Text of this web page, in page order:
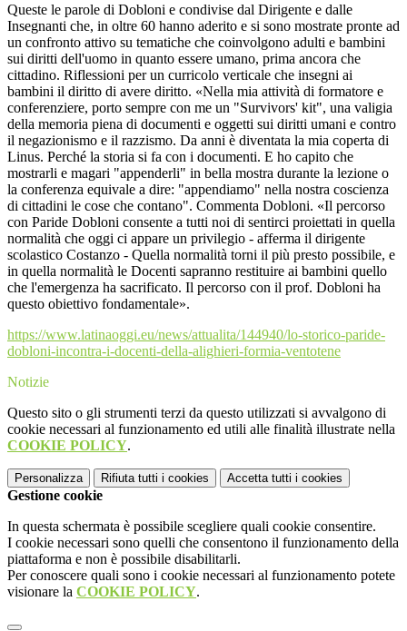
Queste le parole di Dobloni e condivise dal Dirigente e dalle
Insegnanti che, in oltre 60 hanno aderito e si sono mostrate pronte ad
un confronto attivo su tematiche che coinvolgono adulti e bambini
sui diritti dell'uomo in quanto essere umano, prima ancora che
cittadino. Riflessioni per un curricolo verticale che insegni ai
bambini il diritto di avere diritto. «Nella mia attività di formatore e
conferenziere, porto sempre con me un "Survivors' kit", una valigia
della memoria piena di documenti e oggetti sui diritti umani e contro
il negazionismo e il razzismo. Da anni è diventata la mia coperta di
Linus. Perché la storia si fa con i documenti. E ho capito che
mostrarli e magari "appenderli" in bella mostra durante la lezione o
la conferenza equivale a dire: "appendiamo" nella nostra coscienza
di cittadini le cose che contano". Commenta Dobloni. «Il percorso
con Paride Dobloni consente a tutti noi di sentirci proiettati in quella
normalità che oggi ci appare un privilegio - afferma il dirigente
scolastico Costanzo - Quella normalità torni il più presto possibile, e
in quella normalità le Docenti sapranno restituire ai bambini quello
che l'emergenza ha sacrificato. Il percorso con il prof. Dobloni ha
questo obiettivo fondamentale».
https://www.latinaoggi.eu/news/attualita/144940/lo-storico-paride-
dobloni-incontra-i-docenti-della-alighieri-formia-ventotene
Notizie
Questo sito o gli strumenti terzi da questo utilizzati si avvalgono di
cookie necessari al funzionamento ed utili alle finalità illustrate nella
COOKIE POLICY.
Personalizza Rifiuta tutti i cookies Accetta tutti i cookies
Gestione cookie
In questa schermata è possibile scegliere quali cookie consentire.
I cookie necessari sono quelli che consentono il funzionamento della
piattaforma e non è possibile disabilitarli.
Per conoscere quali sono i cookie necessari al funzionamento potete
visionare la COOKIE POLICY.